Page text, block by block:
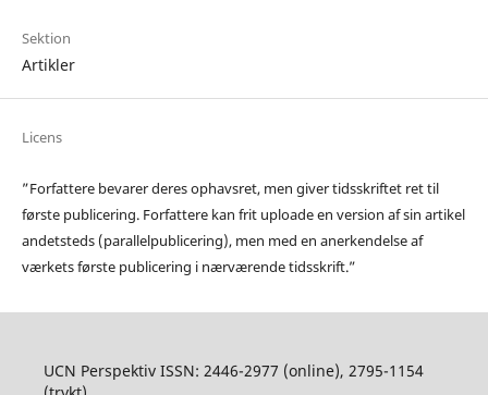
Sektion
Artikler
Licens
”Forfattere bevarer deres ophavsret, men giver tidsskriftet ret til
første publicering. Forfattere kan frit uploade en version af sin artikel
andetsteds (parallelpublicering), men med en anerkendelse af
værkets første publicering i nærværende tidsskrift.”
UCN Perspektiv ISSN: 2446-2977 (online), 2795-1154